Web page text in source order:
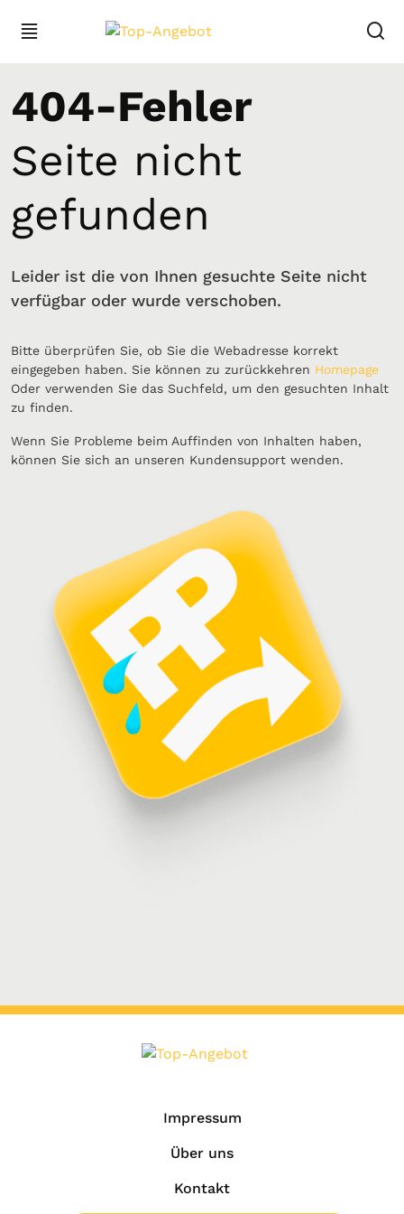
404-Fehler
Seite nicht
gefunden
Leider ist die von Ihnen gesuchte Seite nicht
verfügbar oder wurde verschoben.
Bitte überprüfen Sie, ob Sie die Webadresse korrekt
eingegeben haben. Sie können zu zurückkehren Homepage
Oder verwenden Sie das Suchfeld, um den gesuchten Inhalt
zu finden.
Wenn Sie Probleme beim Auffinden von Inhalten haben,
können Sie sich an unseren Kundensupport wenden.
Impressum
Über uns
Kontakt